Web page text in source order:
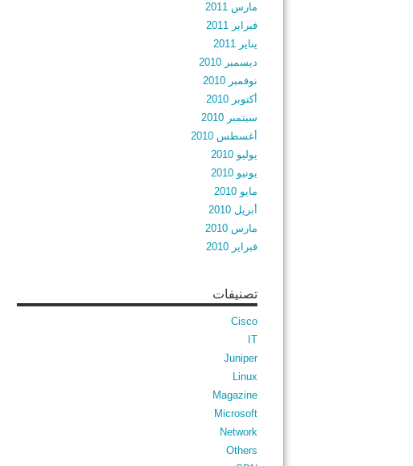
مارس 2011
فبراير 2011
يناير 2011
ديسمبر 2010
نوفمبر 2010
أكتوبر 2010
سبتمبر 2010
أغسطس 2010
يوليو 2010
يونيو 2010
مايو 2010
أبريل 2010
مارس 2010
فبراير 2010
تصنيفات
Cisco
IT
Juniper
Linux
Magazine
Microsoft
Network
Others